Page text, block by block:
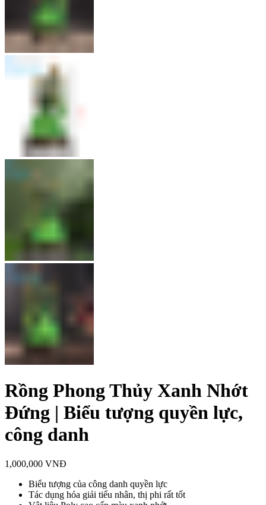
Rồng Phong Thủy Xanh Nhớt
Đứng | Biểu tượng quyền lực,
công danh
1,000,000 VNĐ
Biểu tượng của công danh quyền lực
Tác dụng hóa giải tiểu nhân, thị phi rất tốt